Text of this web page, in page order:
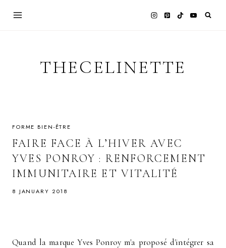
THECELINETTE
FORME BIEN-ÊTRE
FAIRE FACE À L’HIVER AVEC
YVES PONROY : RENFORCEMENT
IMMUNITAIRE ET VITALITÉ
8 JANUARY 2018
Quand la marque Yves Ponroy m'a proposé d'intégrer sa